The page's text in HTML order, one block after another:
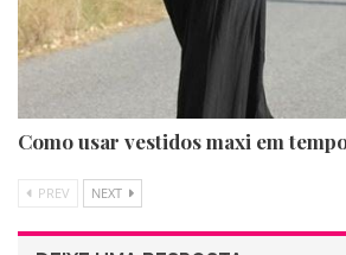
Como usar vestidos maxi em
PREV NEXT